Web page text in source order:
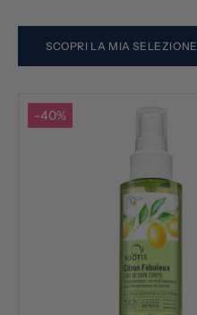
SCOPRI LA MIA SELEZIONE
-40%